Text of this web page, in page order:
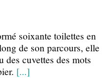
soixante toilettes en
de son parcours, elle
des cuvettes des mots
[...]